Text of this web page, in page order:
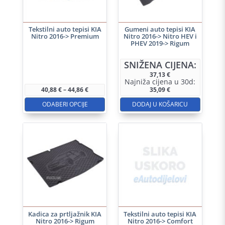
Tekstilni auto tepisi KIA
Nitro 2016-> Premium
40,88€–44,86€Raspon
cijena:
40,88 €
do
44,86 €
ODABERI OPCIJE
više
varijanti.
Opcije
mogu
odabrati
na
Gumeni auto tepisi KIA
Nitro 2016-> Nitro HEV i
PHEV 2019-> Rigum
SNIŽENA CIJENA:
37,13€
Najniža cijena u 30d:
35,09€
DODAJ U KOŠARICU
Kadica za prtljažnik KIA
Nitro 2016-> Rigum
Tekstilni auto tepisi KIA
Nitro 2016-> Comfort